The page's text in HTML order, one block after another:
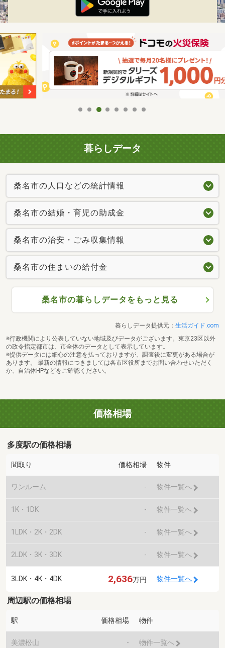
暮らしデータ
桑名市の人口などの統計情報
桑名市の結婚・育児の助成金
桑名市の治安・ごみ収集情報
桑名市の住まいの給付金
桑名市の暮らしデータをもっと見る
暮らしデータ提供元： 生活ガイド.com
※行政機関により公表していない地域及びデータがございます。東京23区以外
の政令指定都市は、市全体のデータとして表示しています。
※提供データには細心の注意を払っておりますが、調査後に変更がある場合が
あります。 最新の情報につきましては各市区役所までお問い合わせいただく
か、自治体HPなどをご確認ください。
価格相場
多度駅の価格相場
間取り 価格相場 物件
ワンルーム - 物件一覧へ
1K・1DK - 物件一覧へ
1LDK・2K・2DK - 物件一覧へ
2LDK・3K・3DK - 物件一覧へ
3LDK・4K・4DK 2,636万円 物件一覧へ
周辺駅の価格相場
駅 価格相場 物件
美濃松山 - 物件一覧へ